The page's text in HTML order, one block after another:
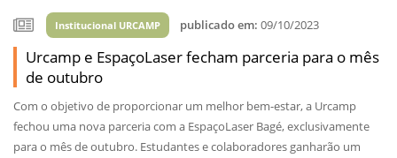
Institucional URCAMP publicado em: 09/10/2023
Urcamp e EspaçoLaser fecham parceria para o mês
de outubro
Com o objetivo de proporcionar um melhor bem-estar, a Urcamp
fechou uma nova parceria com a EspaçoLaser Bagé, exclusivamente
para o mês de outubro. Estudantes e colaboradores ganharão um